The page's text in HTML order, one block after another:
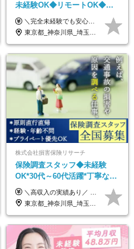
未経験OK◆リモートOK◆学
歴不問◆20代活躍中！
＼完全未経験でも安心して年収UP可能です！／ -------------- 【1】営業 月給25万円～80万円＋賞与 【2】事務 月給21万円～50万円＋賞与 【3】マーケ 月給25万円～80万円＋賞与 ※試用期間3ヶ月間の待遇に変動はありません。 ※みなし残業代(月20時間分29,725円～)を含む。（※超過分は追加支給）
東京都_神奈川県_埼玉県_千葉県_大阪府_愛知県_北海道_青森県_岩手県_宮城県_秋田県_山形県_福島県_茨城県_栃木県_群馬県_新潟県_山梨県_長野県_富山県_石川県_福井県_静岡県_岐阜県_三重県_兵庫県_京都府_滋賀県_奈良県_和歌山県_広島県_岡山県_鳥取県_島根県_山口県_徳島県_香川県_愛媛県_高知県_福岡県_熊本県_佐賀県_長崎県_大分県_宮崎県_鹿児島県_沖縄県
株式会社損害保険リサーチ
保険調査スタッフ◆未経験
OK*30代～60代活躍*丁寧な講
習・サポートあり*原則直行直
帰／全国募集・業務委託
＼高収入の実績あり／ なかには年収1000万円を超えるスペシャリストもいらっしゃいます！ 【完全出来高報酬制】 ★仕事に慣れるまで収入をサポート 1か月目：報酬が通常の2倍 2か月目：報酬が通常の1.5倍 ※災害に関する業務については、収入サポートの対象外 ※試用期間はありません ＊＊＊業務報酬の例＊＊＊ ・事故原因調査（4箇所確認）…1万5000円～ ・有無責／不正請求疑義調査（自動車案件）…2万円～ ・医療調査（1箇所確認）…1万7000円～ ・書類取付（1箇所訪問）…3000円～ ※上記は目安になります ※実際の報酬は業務報酬に応じた個々のスキル・実績を加味したものになります
東京都_神奈川県_埼玉県_千葉県_大阪府_愛知県_北海道_青森県_岩手県_宮城県_秋田県_山形県_福島県_茨城県_栃木県_群馬県_新潟県_山梨県_長野県_富山県_石川県_福井県_静岡県_岐阜県_三重県_兵庫県_京都府_滋賀県_奈良県_和歌山県_広島県_岡山県_鳥取県_島根県_山口県_徳島県_香川県_愛媛県_高知県_福岡県_熊本県_佐賀県_長崎県_大分県_宮崎県_鹿児島県_沖縄県